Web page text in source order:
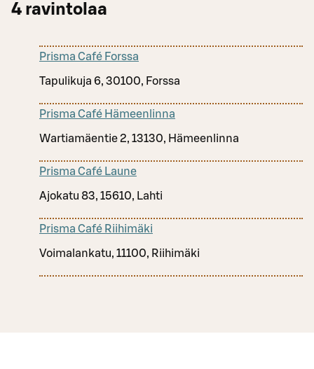
4 ravintolaa
Prisma Café Forssa
Tapulikuja 6, 30100, Forssa
Prisma Café Hämeenlinna
Wartiamäentie 2, 13130, Hämeenlinna
Prisma Café Laune
Ajokatu 83, 15610, Lahti
Prisma Café Riihimäki
Voimalankatu, 11100, Riihimäki